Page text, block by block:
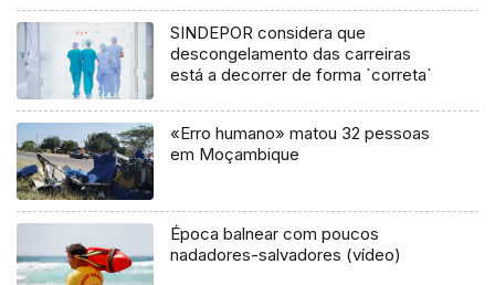
SINDEPOR considera que
descongelamento das carreiras
está a decorrer de forma `correta`
«Erro humano» matou 32 pessoas
em Moçambique
Época balnear com poucos
nadadores-salvadores (vídeo)